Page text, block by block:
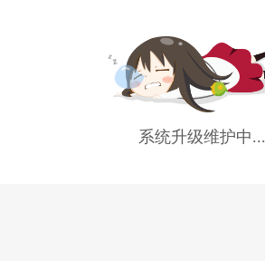
系统升级维护中...